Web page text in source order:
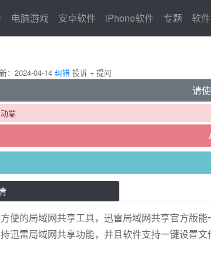
电脑游戏 安卓软件 iPhone软件 专题 软
：2024-04-14 纠错投诉 + 提问
请
端
便的局域网共享工具，迅雷局域网共享官方版
迅雷局域网共享功能，并且软件支持一键设置文